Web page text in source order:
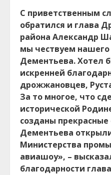
С приветственным
обратился и глава
района Александр
мы чествуем нашего
Дементьева. Хотел
искренней
дрожжановцев,
За то многое, что
исторической
созданы
Дементьева
Министерства
авиашоу», –
благодарности